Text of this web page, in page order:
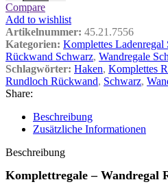
Compare
Add to wishlist
Artikelnummer: 45.21.7556
Kategorien: Komplettes Ladenregal
Rückwand Schwarz, Wandregale
Schlagwörter: Haken, Komplettes
Rundloch Rückwand, Schwarz,
Share:
Beschreibung
Zusätzliche Informationen
Beschreibung
Komplettregale – Wandregal